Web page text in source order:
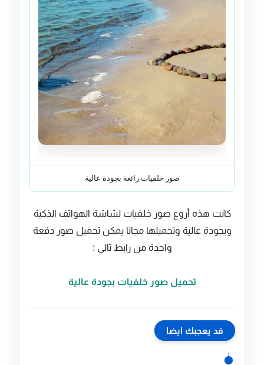
صور خلفيات رائعة بجودة عالية
كانت هذه أروع صور خلفيات لشاشة الهواتف الذكية
وبجودة عالية وتحميلها مجانا يمكن تحميل صور دفعة
واحدة من رابط تالي :
تحميل صور خلفيات بجودة عالية
قد يعجبك ايضا